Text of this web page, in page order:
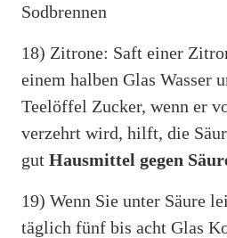
Sodbrennen
18) Zitrone: Saft einer
einem halben Glas Wasser
Teelöffel Zucker, wenn er
verzehrt wird, hilft, die
gut Hausmittel gegen
19) Wenn Sie unter Säure
täglich fünf bis acht Glas